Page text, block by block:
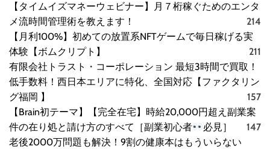
【タイムイズマネーウェビナー】月７桁稼ぐためのエンタ
メ流時間管理術を教えます！
214
【月利100%】初めての放置系NFTゲームで毎日稼げる実
体験【ボムクリプト】
211
有限会社トラスト・コーポレーション 最短3時間で買取！
低手数料！西日本エリアに特化、全国対応【ファクタリン
グ福岡 】
157
【Brain初テーマ】【完全在宅】時給20,000円超え副業案
件の在り処と請け方のすべて［副業初心者
必見］
147
老後2000万問題も解決！9割の健康本はもういらない